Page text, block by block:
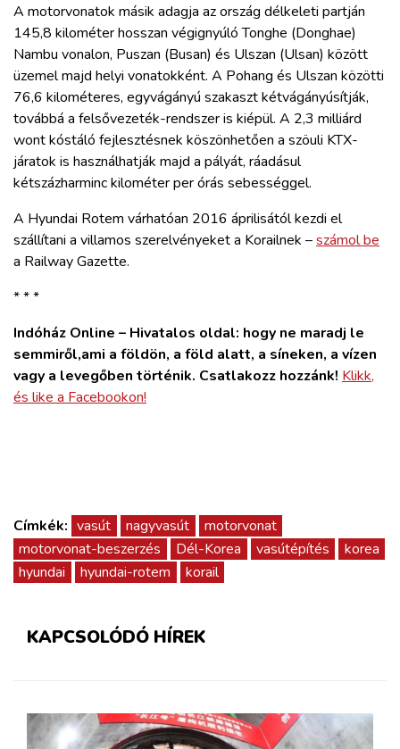
A motorvonatok másik adagja az ország délkeleti partján
145,8 kilométer hosszan végignyúló Tonghe (Donghae)
Nambu vonalon, Puszan (Busan) és Ulszan (Ulsan) között
üzemel majd helyi vonatokként. A Pohang és Ulszan közötti
76,6 kilométeres, egyvágányú szakaszt kétvágányúsítják,
továbbá a felsővezeték-rendszer is kiépül. A 2,3 milliárd
wont kóstáló fejlesztésnek köszönhetően a szöuli KTX-
járatok is használhatják majd a pályát, ráadásul
kétszázharminc kilométer per órás sebességgel.
A Hyundai Rotem várhatóan 2016 áprilisától kezdi el
szállítani a villamos szerelvényeket a Korailnek –számol be
a Railway Gazette.
* * *
Indóház Online – Hivatalos oldal: hogy ne maradj le
semmiről,ami a földön, a föld alatt, a síneken, a vízen
vagy a levegőben történik. Csatlakozz hozzánk! Klikk,
és like a Facebookon!
Címkék: vasút nagyvasút
motorvonat
motorvonat-beszerzés
Dél-Korea vasútépítés
korea
hyundai
hyundai-rotem korail
KAPCSOLÓDÓ HÍREK